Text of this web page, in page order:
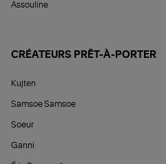
Assouline
CRÉATEURS PRÊT-À-PORTER
Kujten
Samsoe Samsoe
Soeur
Ganni